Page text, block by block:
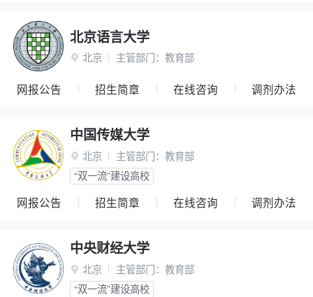
北京语言大学
 北京 主管部门： 教育部
网报公告 招生简章 在线咨询 调剂办法
中国传媒大学
 北京 主管部门： 教育部
“双一流”建设高校
网报公告 招生简章 在线咨询 调剂办法
中央财经大学
 北京 主管部门： 教育部
“双一流”建设高校